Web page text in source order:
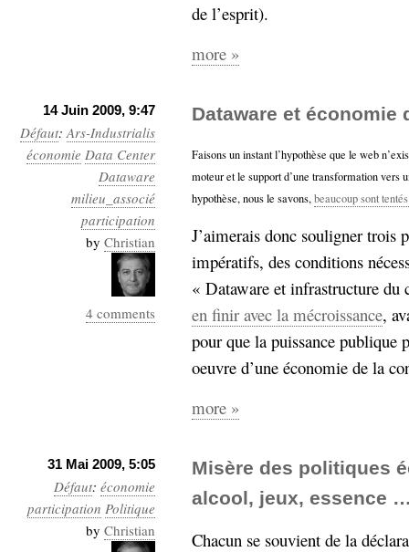
de l’esprit).
more »
14 Juin 2009, 9:47
Défaut:Ars-Industrialis
économie Data Center
Dataware
milieu_associé
participation
by Christian
4 comments
Dataware et économie
Faisons un instant l’hypothèse que le web
moteur et le support d’une transformation vers
hypothèse, nous le savons,beaucoup sont
J’aimerais donc souligner trois
impératifs, des conditions
« Dataware et infrastructure
en finir avec la mécroissance,
pour que la puissance publique
oeuvre d’une économie de la
more »
31 Mai 2009, 5:05
Défaut: économie
participation Politique
by Christian
Misère des politiques
alcool, jeux, essence
Chacun se souvient de la